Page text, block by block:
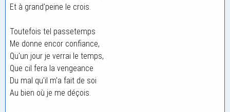
Et à grand'peine le crois.
Toutefois tel passetemps
Me donne encor confiance,
Qu'un jour je verrai le temps,
Que cil fera la vengeance
Du mal qu'il m'a fait de soi
Au bien où je me déçois.